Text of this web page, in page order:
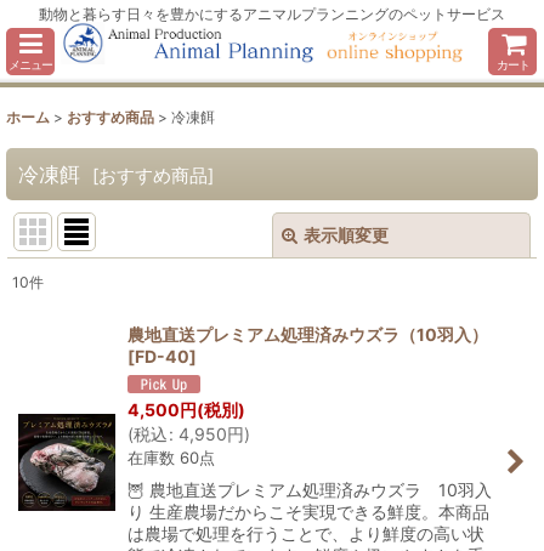
動物と暮らす日々を豊かにするアニマルプランニングのペットサービス
メニュー カート
ホーム > おすすめ商品 > 冷凍餌
冷凍餌 [おすすめ商品]
表示順変更
並び順:
絞り込む
10件
農地直送プレミアム処理済みウズラ（10羽入）
[FD-40]
4,500円(税別)
(税込: 4,950円)
在庫数 60点
🦉 農地直送プレミアム処理済みウズラ 10羽入
り 生産農場だからこそ実現できる鮮度。本商品
は農場で処理を行うことで、より鮮度の高い状